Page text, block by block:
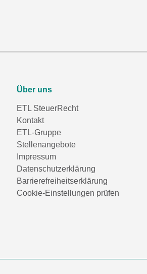
Über uns
ETL SteuerRecht
Kontakt
ETL-Gruppe
Stellenangebote
Impressum
Datenschutzerklärung
Barrierefreiheitserklärung
Cookie-Einstellungen prüfen